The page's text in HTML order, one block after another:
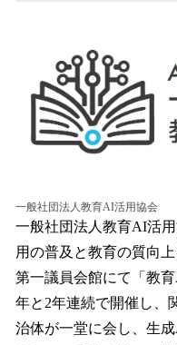
一般社団法人教育AI活用協会
一般社団法人教育AI活
用の普及と教育の質向
第一議員会館にて「教
年と2年連続で開催し、
治体が一堂に会し、生